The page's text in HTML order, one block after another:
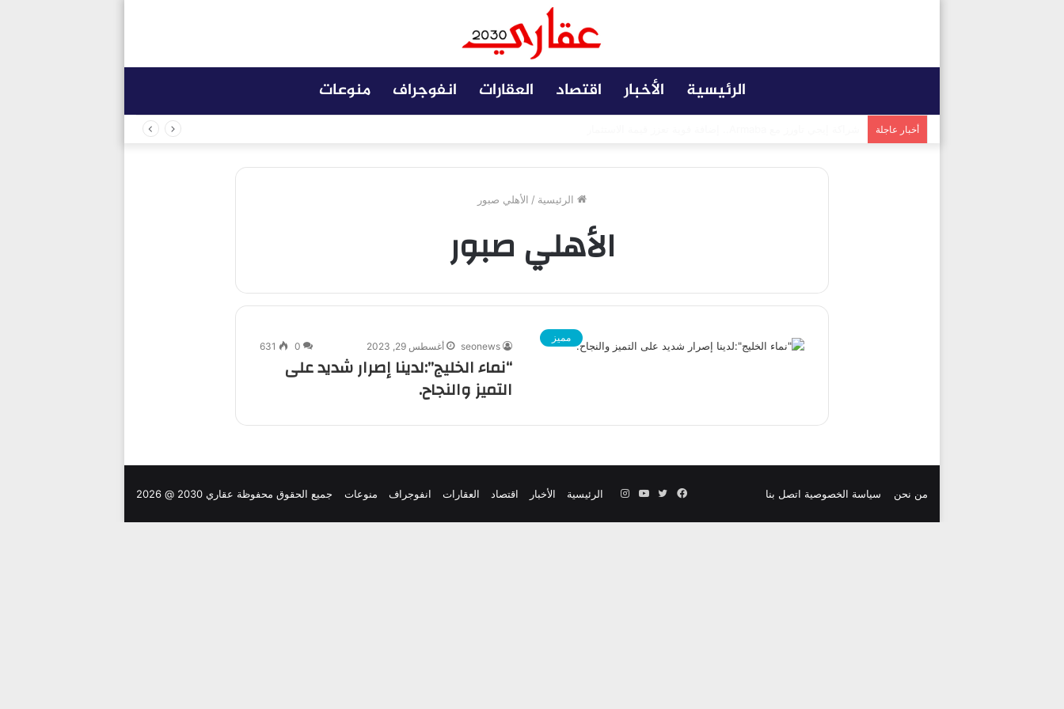
الرئيسية الأخبار اقتصاد العقارات انفوجراف منوعات
أخبار عاجلة
الرئيسية / الأهلي صبور
الأهلي صبور
مميز
seonews أغسطس 29, 2023 0
631
“نماء الخليج”:لدينا إصرار شديد على
التميز والنجاح.
من نحن سياسة الخصوصية اتصل بنا جميع الحقوق محفوظة عقاري 2030 @ 2026 الرئيسية الأخبار اقتصاد العقارات انفوجراف منوعات فيسبوك
تويتر يوتيوبانستقرام